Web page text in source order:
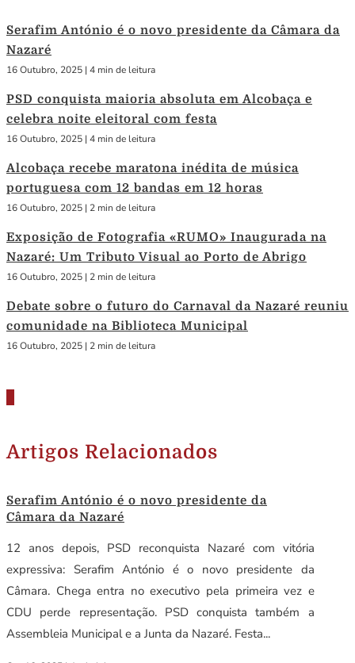
Serafim António é o novo presidente da Câmara da
Nazaré
16 Outubro, 2025 | 4 min de leitura
PSD conquista maioria absoluta em Alcobaça e
celebra noite eleitoral com festa
16 Outubro, 2025 | 4 min de leitura
Alcobaça recebe maratona inédita de música
portuguesa com 12 bandas em 12 horas
16 Outubro, 2025 | 2 min de leitura
Exposição de Fotografia «RUMO» Inaugurada na
Nazaré: Um Tributo Visual ao Porto de Abrigo
16 Outubro, 2025 | 2 min de leitura
Debate sobre o futuro do Carnaval da Nazaré reuniu
comunidade na Biblioteca Municipal
16 Outubro, 2025 | 2 min de leitura
Artigos Relacionados
Serafim António é o novo presidente da
Câmara da Nazaré
12 anos depois, PSD reconquista Nazaré com vitória
expressiva: Serafim António é o novo presidente da
Câmara. Chega entra no executivo pela primeira vez e
CDU perde representação. PSD conquista também a
Assembleia Municipal e a Junta da Nazaré. Festa...